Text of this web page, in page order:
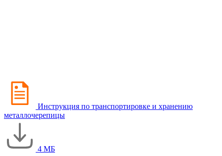
Инструкция по транспортировке и хранению
металлочерепицы
4 МБ